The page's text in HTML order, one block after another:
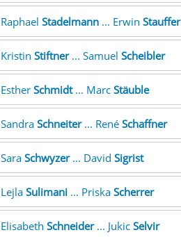
Raphael Stadelmann... Erwin Stauffer
Kristin Stiftner... Samuel Scheibler
Esther Schmidt... Marc Stäuble
Sandra Schneiter... René Schaffner
Sara Schwyzer... David Sigrist
Lejla Sulimani... Priska Scherrer
Elisabeth Schneider... Jukic Selvir